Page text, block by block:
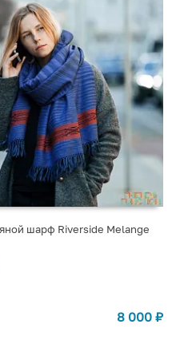
шарф Riverside Melange
8 000 ₽